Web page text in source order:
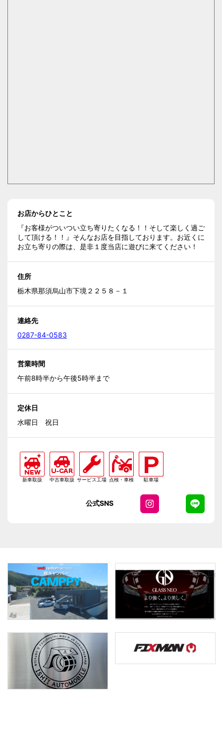
お店からひとこと
『お客様がついつい立ち寄りたくなる！！そして楽しく過ご
して頂ける！！』そんなお店を目指しております。お近くに
お立ち寄りの際は、是非１度当店に遊びに来てください！
住所
栃木県那須烏山市下境２２５８－１
連絡先
0287-84-0583
営業時間
午前8時半から午後5時半まで
定休日
水曜日 祝日
新車取扱 中古車取扱 サービス工場 点検・車検 駐車場
公式SNS